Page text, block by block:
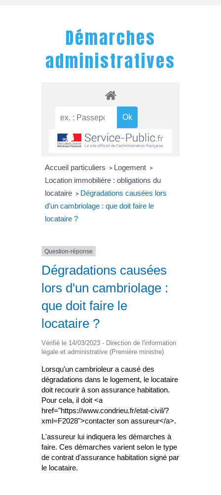
Démarches
administratives
Accueil particuliers > Logement >
Location immobilière : obligations du
locataire > Dégradations causées lors
d'un cambriolage : que doit faire le
locataire ?
Question-réponse
Dégradations causées
lors d'un cambriolage :
que doit faire le
locataire ?
Vérifié le 14/03/2023 - Direction de l'information
légale et administrative (Première ministre)
Lorsqu'un cambrioleur a causé des
dégradations dans le logement, le locataire
doit recourir à son assurance habitation.
Pour cela, il doit <a
href="https://www.condrieu.fr/etat-civil/?
xml=F2028">contacter son assureur</a>.
L'assureur lui indiquera les démarches à
faire. Ces démarches varient selon le type
de contrat d'assurance habitation signé par
le locataire.